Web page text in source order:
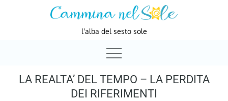
l'alba del sesto sole
LA REALTA’ DEL TEMPO – LA PERDITA
DEI RIFERIMENTI